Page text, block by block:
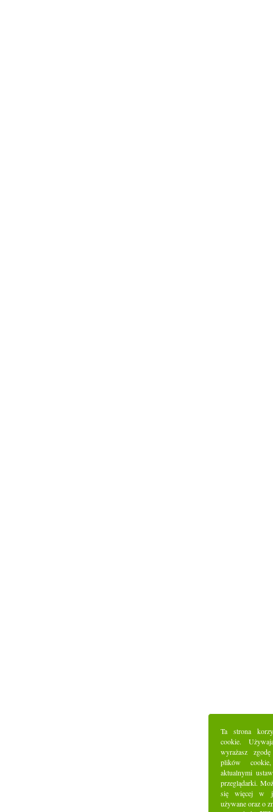
Ta strona
cookie.
wyrażasz
plików
aktualnymi
przeglądarki.
się więcej w
używane oraz o